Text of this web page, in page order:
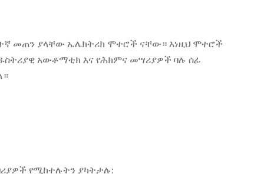
መጠን ያላቸው ኤሌክትሪክ ሞተሮች ናቸው። እነዚህ ሞተሮች
አውቶማቲክ እና የሕክምና መሣሪያዎች ባሉ ሰፊ
የሚከተሉትን ያካትታሉ: